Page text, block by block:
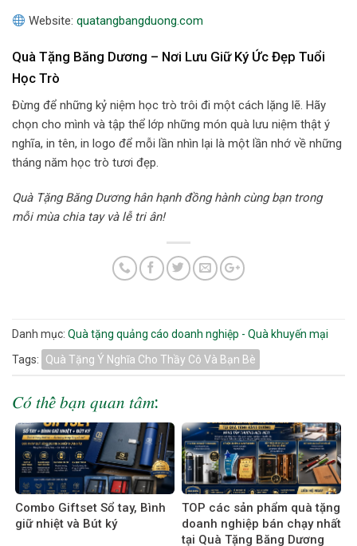
Website:quatangbangduong.com
Quà Tặng Băng Dương – Nơi Lưu Giữ Ký Ức Đẹp Tuổi
Học Trò
Đừng để những kỷ niệm học trò trôi đi một cách lặng lẽ. Hãy
chọn cho mình và tập thể lớp những món quà lưu niệm thật ý
nghĩa, in tên, in logo để mỗi lần nhìn lại là một lần nhớ về những
tháng năm học trò tươi đẹp.
Quà Tặng Băng Dương hân hạnh đồng hành cùng bạn trong
mỗi mùa chia tay và lễ tri ân!
Danh mục: Quà tặng quảng cáo doanh nghiệp - Quà khuyến mại
Tags:
Quà Tặng Ý Nghĩa Cho Thầy Cô Và Bạn Bè
𝐶𝑜́ 𝑡ℎ𝑒̂̉ 𝑏𝑎̣𝑛 𝑞𝑢𝑎𝑛 𝑡𝑎̂𝑚:
Combo Giftset Sổ tay, Bình
giữ nhiệt và Bút ký
TOP các sản phẩm quà tặng
doanh nghiệp bán chạy nhất
tại Quà Tặng Băng Dương